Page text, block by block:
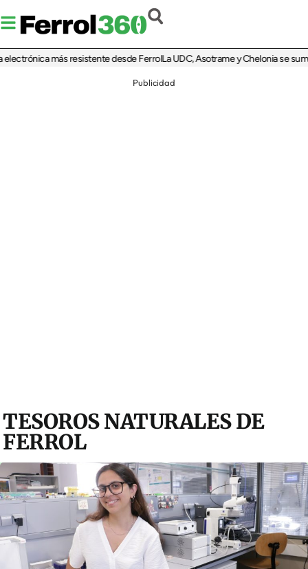
más resistente desde FerrolLa UDC, Asotrame y Chelonia se suman
Publicidad
TESOROS NATURALES DE
FERROL